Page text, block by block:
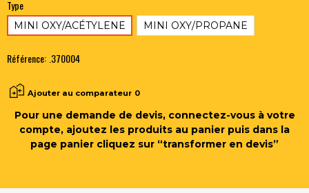
Type
MINI OXY/ACÉTYLENE MINI OXY/PROPANE
Référence: .370004
Ajouter au comparateur 0
Pour une demande de devis, connectez-vous à votre
compte, ajoutez les produits au panier puis dans la
page panier cliquez sur “transformer en devis”